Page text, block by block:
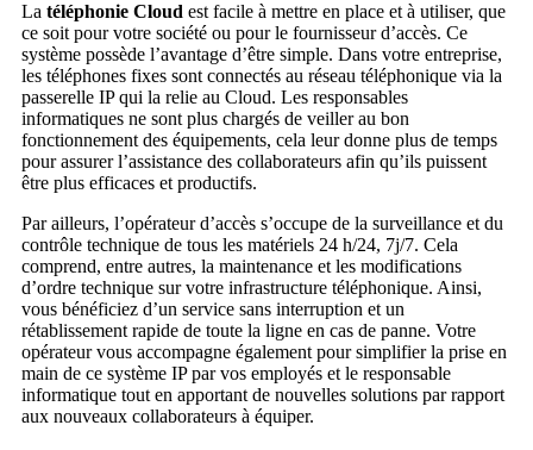
La téléphonie Cloud est facile à mettre en place et à utiliser, que
ce soit pour votre société ou pour le fournisseur d’accès. Ce
système possède l’avantage d’être simple. Dans votre entreprise,
les téléphones fixes sont connectés au réseau téléphonique via la
passerelle IP qui la relie au Cloud. Les responsables
informatiques ne sont plus chargés de veiller au bon
fonctionnement des équipements, cela leur donne plus de temps
pour assurer l’assistance des collaborateurs afin qu’ils puissent
être plus efficaces et productifs.
Par ailleurs, l’opérateur d’accès s’occupe de la surveillance et du
contrôle technique de tous les matériels 24 h/24, 7j/7. Cela
comprend, entre autres, la maintenance et les modifications
d’ordre technique sur votre infrastructure téléphonique. Ainsi,
vous bénéficiez d’un service sans interruption et un
rétablissement rapide de toute la ligne en cas de panne. Votre
opérateur vous accompagne également pour simplifier la prise en
main de ce système IP par vos employés et le responsable
informatique tout en apportant de nouvelles solutions par rapport
aux nouveaux collaborateurs à équiper.